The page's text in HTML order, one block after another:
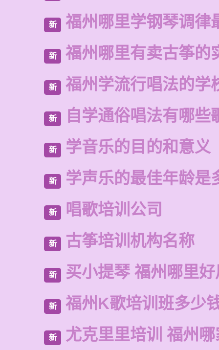
新 福州哪里学钢琴调律
新 福州哪里有卖古筝的
新 福州学流行唱法的学
新 自学通俗唱法有哪些
新 学音乐的目的和意义
新 学声乐的最佳年龄是
新 唱歌培训公司
新 古筝培训机构名称
新 买小提琴 福州哪里好
新 福州K歌培训班多少
新 尤克里里培训 福州